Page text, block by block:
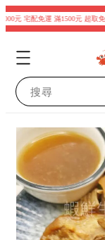
元 宅配免運 滿1500元 超取免
搜尋